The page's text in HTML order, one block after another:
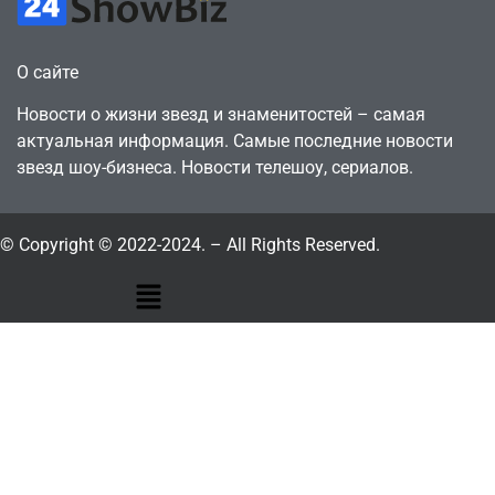
О сайте
Новости о жизни звезд и знаменитостей – самая
актуальная информация. Самые последние новости
звезд шоу-бизнеса. Новости телешоу, сериалов.
© Copyright © 2022-2024. – All Rights Reserved.